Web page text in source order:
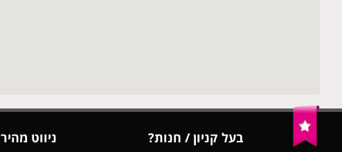
בעל קניון / חנות?
ניווט מהיר